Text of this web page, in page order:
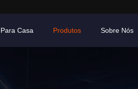
Para Casa Produtos Sobre Nós